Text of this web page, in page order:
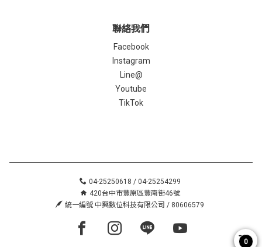
聯絡我們
Facebook
Instagram
Line@
Youtube
TikTok
04-25250618 / 04-25254299
420台中市豐原區豐南街46號
統一編號 中興數位科技有限公司 / 80606579
Facebook page
Instagram page
Line pageYoutube page
0